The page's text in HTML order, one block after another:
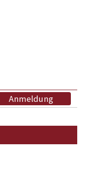
Anmeldung